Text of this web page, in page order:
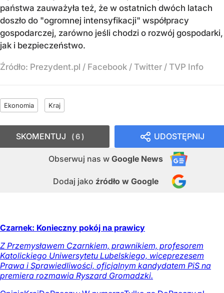
państwa zauważyła też, że w ostatnich dwóch latach
doszło do "ogromnej intensyfikacji" współpracy
gospodarczej, zarówno jeśli chodzi o rozwój gospodarki,
jak i bezpieczeństwo.
Źródło: Prezydent.pl / Facebook / Twitter / TVP Info
Ekonomia Kraj
UDOSTĘPNIJ
Obserwuj nas w Google News
Dodaj jako źródło w Google
SKOMENTUJ 6
Czarnek: Konieczny pokój na prawicy
Z Przemysławem Czarnkiem, prawnikiem, profesorem
Katolickiego Uniwersytetu Lubelskiego, wiceprezesem
Prawa i Sprawiedliwości, oficjalnym kandydatem PiS na
premiera rozmawia Ryszard Gromadzki.